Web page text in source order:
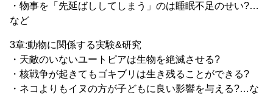
・物事を「先延ばししてしまう」のは睡眠不足のせい?…
など
3章:動物に関係する実験&研究
・天敵のいないユートピアは生物を絶滅させる?
・核戦争が起きてもゴキブリは生き残ることができる?
・ネコよりもイヌの方が子どもに良い影響を与える?…な